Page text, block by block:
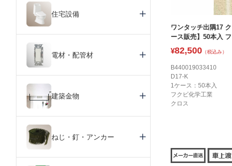
ワンタッチ出隅17
ース販売】50本入
¥82,500 （税込み）
B440019033410
D17-K
1ケース：50本入
フクビ化学工業
クロス
住宅設備
電材・配管材
建築金物
ねじ・釘・アンカー